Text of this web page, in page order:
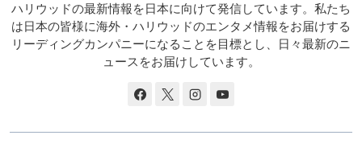
ハリウッドの最新情報を日本に向けて発信しています。私たち
は日本の皆様に海外・ハリウッドのエンタメ情報をお届けする
リーディングカンパニーになることを目標とし、日々最新のニ
ュースをお届けしています。